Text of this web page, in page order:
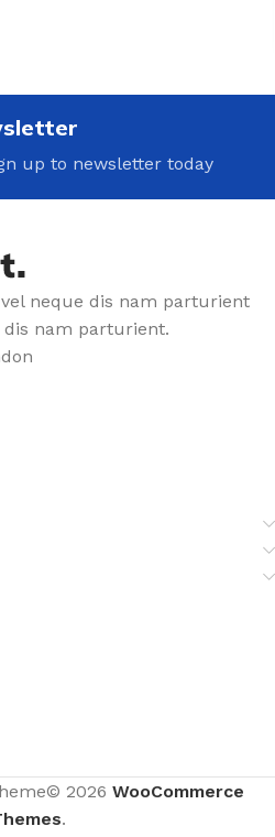
up to newsletter today
neque dis nam parturient
nam parturient.
2026 WooCommerce
.